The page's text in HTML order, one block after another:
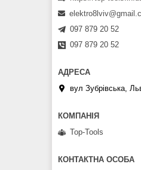
097 879 20 52
097 879 20 52
вул Зубрівська,
Top-Tools